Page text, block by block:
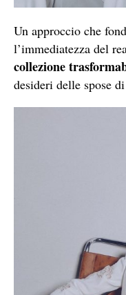
Un approccio che
l’immediatezza del
collezione
desideri delle spose